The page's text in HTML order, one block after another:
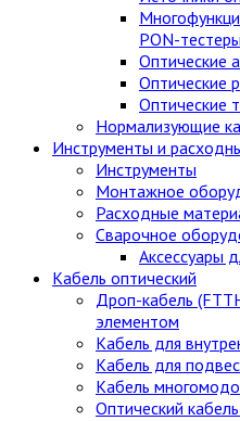
PON-тестеры
Оптические
Оптические
Оптические
Нормализующие
Инструменты и
Инструменты
Монтажное
Расходные
Сварочное
Аксессуары
Кабель оптический
Дроп-кабель
элементом
Кабель для
Кабель для
Кабель
Оптический